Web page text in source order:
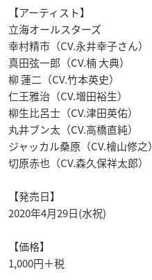
【アーティスト】
立海オールスターズ
幸村精市（CV.永井幸子さん）
真田弦一郎（CV.楠 大典）
柳 蓮二（CV.竹本英史）
仁王雅治（CV.増田裕生）
柳生比呂士（CV.津田英佑）
丸井ブン太（CV.高橋直純）
ジャッカル桑原（CV.檜山修之）
切原赤也（CV.森久保祥太郎）
【発売日】
2020年4月29日(水祝)
【価格】
1,000円＋税